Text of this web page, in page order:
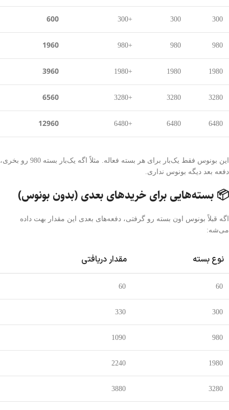
300
300
+300
600
980
980
+980
1960
1980
1980
+1980
3960
3280
3280
+3280
6560
6480
6480
+6480
12960
این بونوس فقط یک‌بار برای هر بسته فعاله. مثلاً اگه یک‌بار بسته 980 رو بخری،
دفعه بعد دیگه بونوس نداری.
📦 بسته‌هایی برای خریدهای بعدی (بدون بونوس)
اگه قبلاً بونوس اون بسته رو گرفتی، دفعه‌های بعدی این مقدار بهت داده
می‌شه:
نوع بسته مقدار دریافتی
60
60
300
330
980
1090
1980
2240
3280
3880